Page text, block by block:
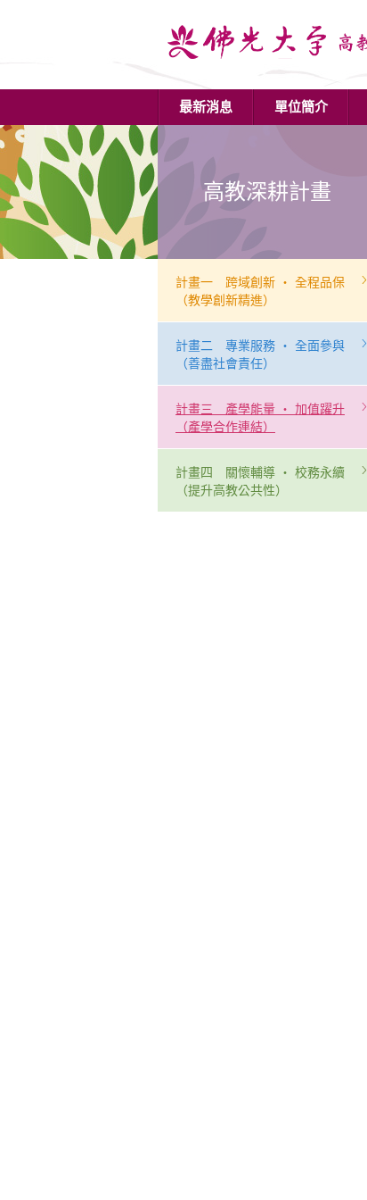
最新消息 單位簡介
高教深耕計畫
計畫一 跨域創新 ‧ 全程品保
（教學創新精進）
計畫二 專業服務 ‧ 全面參與
（善盡社會責任）
計畫三 產學能量 ‧ 加值躍升
（產學合作連結）
計畫四 關懷輔導 ‧ 校務永續
（提升高教公共性）